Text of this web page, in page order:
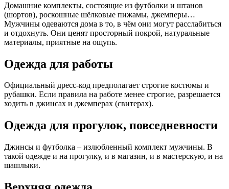
Домашние комплекты, состоящие из футболки и штанов
(шортов), роскошные шёлковые пижамы, джемперы…
Мужчины одеваются дома в то, в чём они могут расслабиться
и отдохнуть. Они ценят просторный покрой, натуральные
материалы, приятные на ощупь.
Одежда для работы
Официальный дресс-код предполагает строгие костюмы и
рубашки. Если правила на работе менее строгие, разрешается
ходить в джинсах и джемперах (свитерах).
Одежда для прогулок, повседневности
Джинсы и футболка – излюбленный комплект мужчины. В
такой одежде и на прогулку, и в магазин, и в мастерскую, и на
шашлыки.